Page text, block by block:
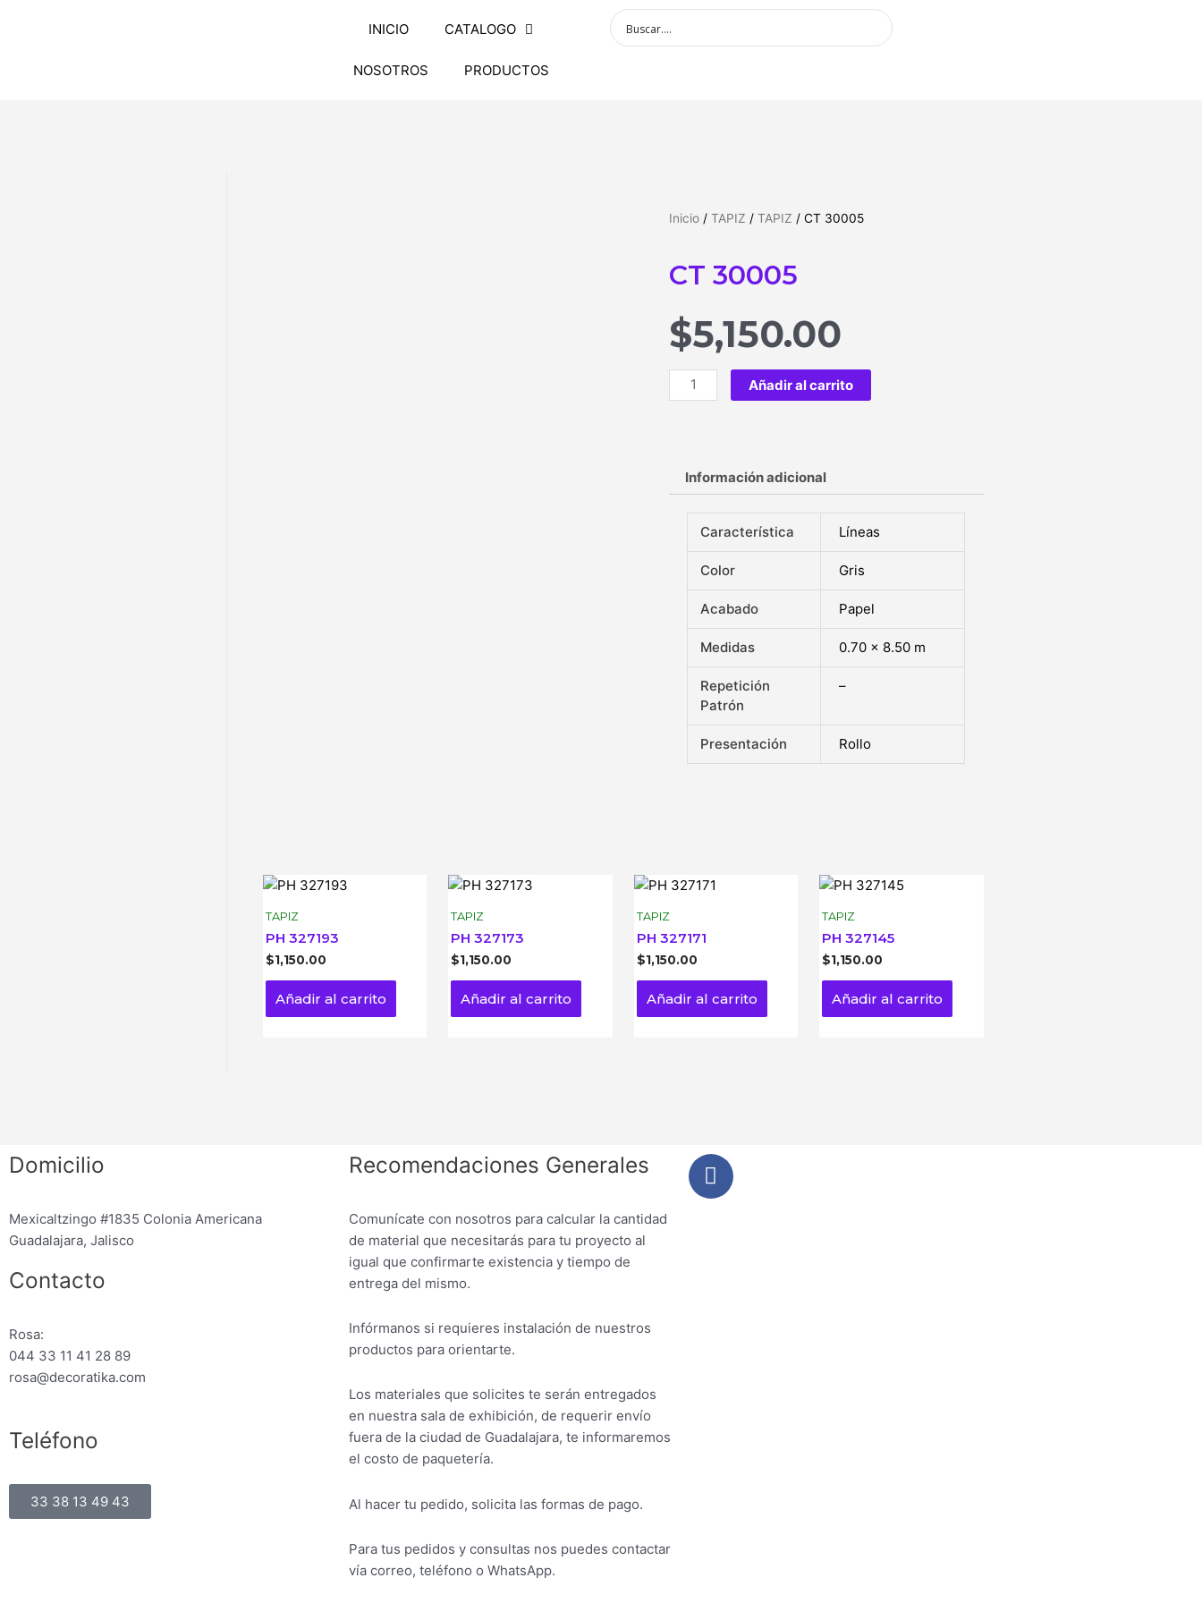
INICIO CATALOGO
NOSOTROS PRODUCTOS
Inicio / TAPIZ / TAPIZ / CT 30005
CT 30005
$5,150.00
Añadir al carrito
Información adicional
Característica Líneas
Color Gris
Acabado Papel
Medidas 0.70 x 8.50 m
Repetición
Patrón
–
Presentación Rollo
TAPIZ
PH 327193
$1,150.00
Añadir al carrito
TAPIZ
PH 327173
$1,150.00
Añadir al carrito
TAPIZ
PH 327171
$1,150.00
Añadir al carrito
TAPIZ
PH 327145
$1,150.00
Añadir al carrito
Domicilio
Mexicaltzingo #1835 Colonia Americana
Guadalajara, Jalisco
Contacto
Rosa:
044 33 11 41 28 89
rosa@decoratika.com
Teléfono
33 38 13 49 43
Recomendaciones Generales
Comunícate con nosotros para calcular la cantidad
de material que necesitarás para tu proyecto al
igual que confirmarte existencia y tiempo de
entrega del mismo.
Infórmanos si requieres instalación de nuestros
productos para orientarte.
Los materiales que solicites te serán entregados
en nuestra sala de exhibición, de requerir envío
fuera de la ciudad de Guadalajara, te informaremos
el costo de paquetería.
Al hacer tu pedido, solicita las formas de pago.
Para tus pedidos y consultas nos puedes contactar
vía correo, teléfono o WhatsApp.